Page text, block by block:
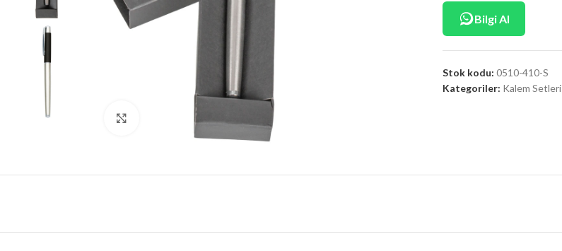
Click to enlarge
Bilgi Al
Stok kodu: 0510-410-S
Kategoriler: Kalem Setleri